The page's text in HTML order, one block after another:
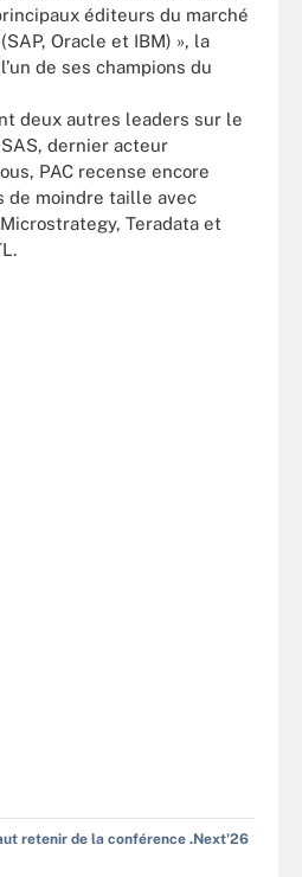
éditeurs du marché
Oracle et IBM) », la
de ses champions du
deux autres leaders sur le
dernier acteur
PAC recense encore
de moindre taille avec
Teradata et
retenir de la conférence .Next'26